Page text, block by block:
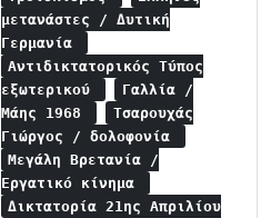
μετανάστες / Δυτική
Γερμανία
Αντιδικτατορικός Τύπος
εξωτερικού
Γαλλία /
Μάης 1968
Τσαρουχάς
Γιώργος / δολοφονία
Μεγάλη Βρετανία /
Εργατικό κίνημα
Δικτατορία 21ης Απριλίου